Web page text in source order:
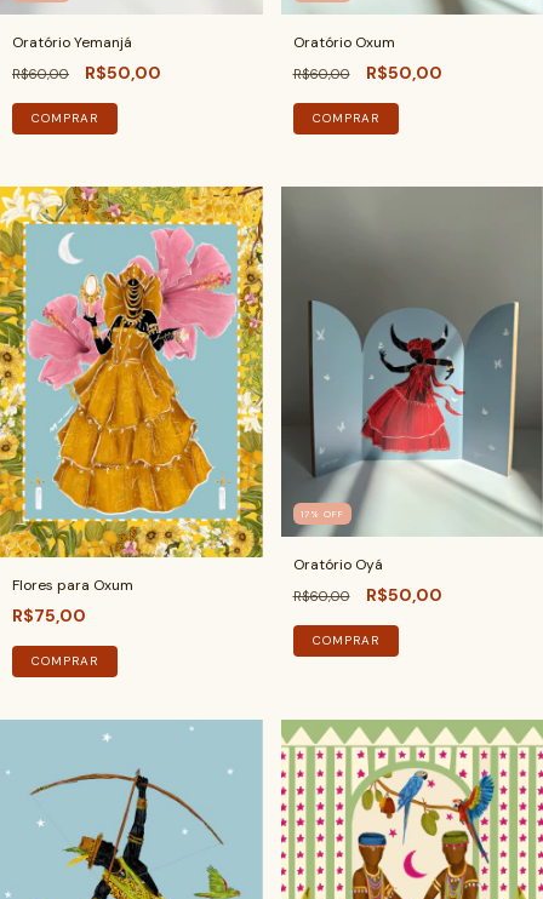
Oratório Yemanjá
R$60,00 R$50,00
Oratório Oxum
R$60,00 R$50,00
Flores para Oxum
R$75,00
COMPRAR
17 % OFF
Oratório Oyá
R$60,00 R$50,00